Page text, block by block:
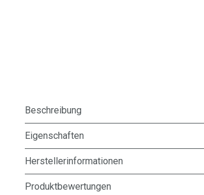
Beschreibung
Eigenschaften
Herstellerinformationen
Produktbewertungen